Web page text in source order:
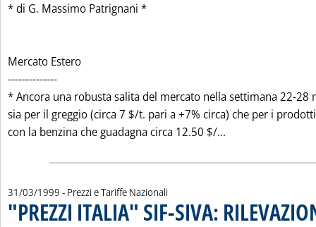
* di G. Massimo Patrignani *
Mercato Estero
--------------
* Ancora una robusta salita del mercato nella settimana 22-28
sia per il greggio (circa 7 $/t. pari a +7% circa) che per i prodotti
con la benzina che guadagna circa 12.50 $/...
31/03/1999 - Prezzi e Tariffe Nazionali
"PREZZI ITALIA" SIF-SIVA: